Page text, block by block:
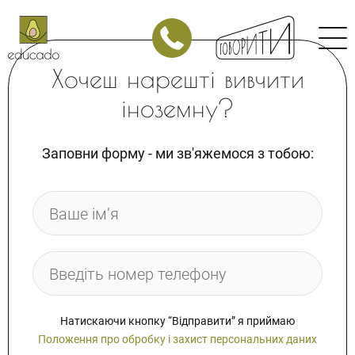
Японська
Китайська
Арабська
Німецька
Італійська
Корпоративні заняття
МАГАЗИН
Магазин курсів з англійської мови
Хочеш нарешті вивчити
іноземну?
Заповни форму - ми зв'яжемося з тобою:
Натискаючи кнопку “Відправити” я приймаю
Положення про обробку і захист персональних даних
Залиште заявку
Залиште заявку